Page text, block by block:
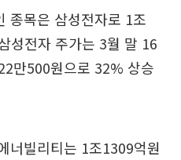
종목은 삼성전자로 1조
성전자 주가는 3월 말 16
만500원으로 32% 상승
너빌리티는 1조1309억원